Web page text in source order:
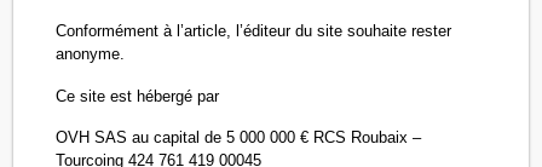
Conformément à l’article, l’éditeur du site souhaite rester
anonyme.
Ce site est hébergé par
OVH SAS au capital de 5 000 000 € RCS Roubaix –
Tourcoing 424 761 419 00045